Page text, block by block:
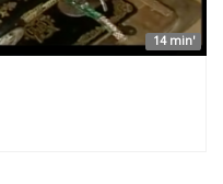
14 min'